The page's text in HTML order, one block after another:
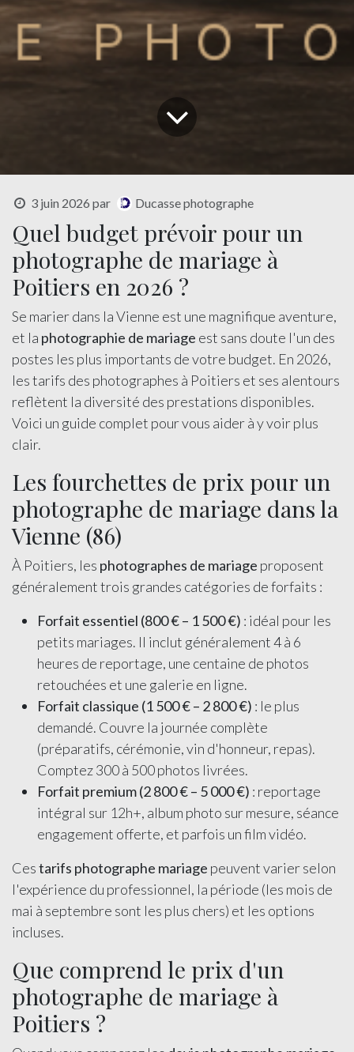
3 juin 2026 par Ducasse photographe
Quel budget prévoir pour un
photographe de mariage à
Poitiers en 2026 ?
Se marier dans la Vienne est une magnifique aventure,
et la photographie de mariage est sans doute l'un des
postes les plus importants de votre budget. En 2026,
les tarifs des photographes à Poitiers et ses alentours
reflètent la diversité des prestations disponibles.
Voici un guide complet pour vous aider à y voir plus
clair.
Les fourchettes de prix pour un
photographe de mariage dans la
Vienne (86)
À Poitiers, les photographes de mariage proposent
généralement trois grandes catégories de forfaits :
Forfait essentiel (800 € – 1 500 €) : idéal pour les
petits mariages. Il inclut généralement 4 à 6
heures de reportage, une centaine de photos
retouchées et une galerie en ligne.
Forfait classique (1 500 € – 2 800 €) : le plus
demandé. Couvre la journée complète
(préparatifs, cérémonie, vin d'honneur, repas).
Comptez 300 à 500 photos livrées.
Forfait premium (2 800 € – 5 000 €) : reportage
intégral sur 12h+, album photo sur mesure, séance
engagement offerte, et parfois un film vidéo.
Cestarifs photographe mariage peuvent varier selon
l'expérience du professionnel, la période (les mois de
mai à septembre sont les plus chers) et les options
incluses.
Que comprend le prix d'un
photographe de mariage à
Poitiers ?